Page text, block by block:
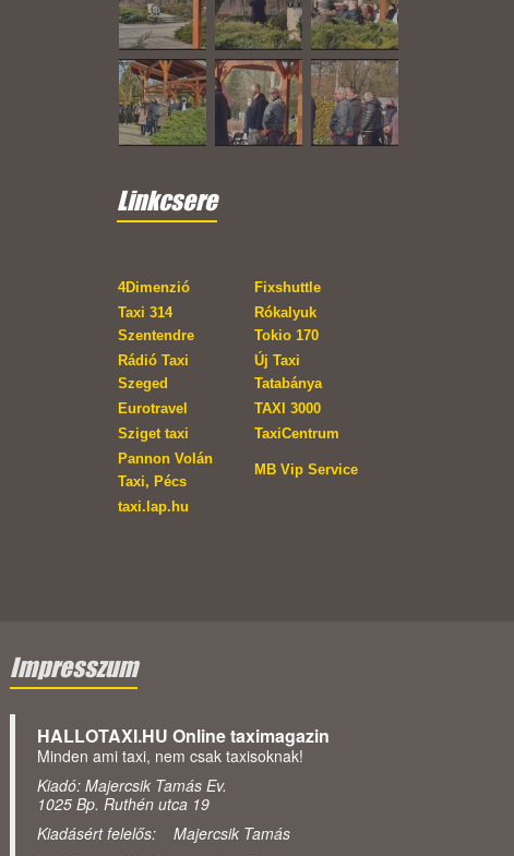
Linkcsere
4Dimenzió
Fixshuttle
Taxi 314
Szentendre
Rókalyuk
Tokio 170
Rádió Taxi
Szeged
Új Taxi
Tatabánya
Eurotravel
TAXI 3000
Sziget taxi
TaxiCentrum
Pannon Volán
Taxi, Pécs
MB Vip Service
taxi.lap.hu
Impresszum
HALLOTAXI.HU Online taximagazin
Minden ami taxi, nem csak taxisoknak!
Kiadó: Majercsik Tamás Ev.
1025 Bp. Ruthén utca 19
Kiadásért felelős: Majercsik Tamás